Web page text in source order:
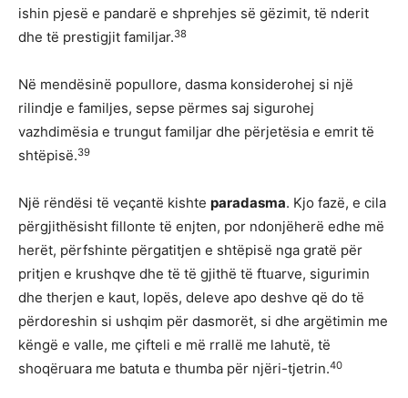
ishin pjesë e pandarë e shprehjes së gëzimit, të nderit
dhe të prestigjit familjar.38
Në mendësinë popullore, dasma konsiderohej si një
rilindje e familjes, sepse përmes saj sigurohej
vazhdimësia e trungut familjar dhe përjetësia e emrit të
shtëpisë.39
Një rëndësi të veçantë kishte paradasma. Kjo fazë, e cila
përgjithësisht fillonte të enjten, por ndonjëherë edhe më
herët, përfshinte përgatitjen e shtëpisë nga gratë për
pritjen e krushqve dhe të të gjithë të ftuarve, sigurimin
dhe therjen e kaut, lopës, deleve apo deshve që do të
përdoreshin si ushqim për dasmorët, si dhe argëtimin me
këngë e valle, me çifteli e më rrallë me lahutë, të
shoqëruara me batuta e thumba për njëri-tjetrin.40